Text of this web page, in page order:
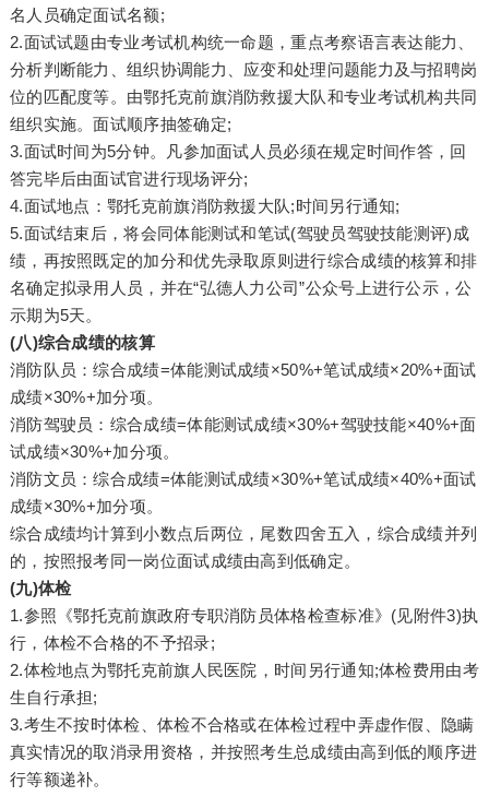
名人员确定面试名额;
2.面试试题由专业考试机构统一命题，重点考察语言表达能力、
分析判断能力、组织协调能力、应变和处理问题能力及与招聘岗
位的匹配度等。由鄂托克前旗消防救援大队和专业考试机构共同
组织实施。面试顺序抽签确定;
3.面试时间为5分钟。凡参加面试人员必须在规定时间作答，回
答完毕后由面试官进行现场评分;
4.面试地点：鄂托克前旗消防救援大队;时间另行通知;
5.面试结束后，将会同体能测试和笔试(驾驶员驾驶技能测评)成
绩，再按照既定的加分和优先录取原则进行综合成绩的核算和排
名确定拟录用人员，并在“弘德人力公司”公众号上进行公示，公
示期为5天。
(八)综合成绩的核算
消防队员：综合成绩=体能测试成绩×50%+笔试成绩×20%+面试
成绩×30%+加分项。
消防驾驶员：综合成绩=体能测试成绩×30%+驾驶技能×40%+面
试成绩×30%+加分项。
消防文员：综合成绩=体能测试成绩×30%+笔试成绩×40%+面试
成绩×30%+加分项。
综合成绩均计算到小数点后两位，尾数四舍五入，综合成绩并列
的，按照报考同一岗位面试成绩由高到低确定。
(九)体检
1.参照《鄂托克前旗政府专职消防员体格检查标准》(见附件3)执
行，体检不合格的不予招录;
2.体检地点为鄂托克前旗人民医院，时间另行通知;体检费用由考
生自行承担;
3.考生不按时体检、体检不合格或在体检过程中弄虚作假、隐瞒
真实情况的取消录用资格，并按照考生总成绩由高到低的顺序进
行等额递补。